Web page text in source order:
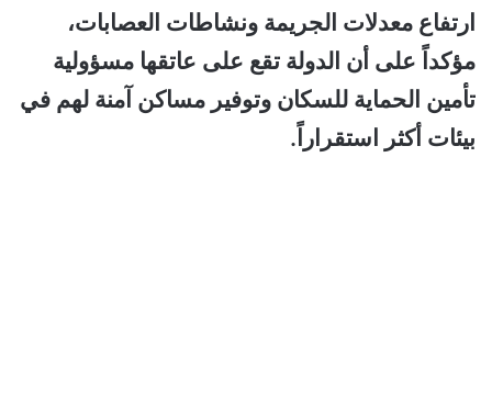
ارتفاع معدلات الجريمة ونشاطات العصابات،
مؤكداً على أن الدولة تقع على عاتقها مسؤولية
تأمين الحماية للسكان وتوفير مساكن آمنة لهم في
بيئات أكثر استقراراً.